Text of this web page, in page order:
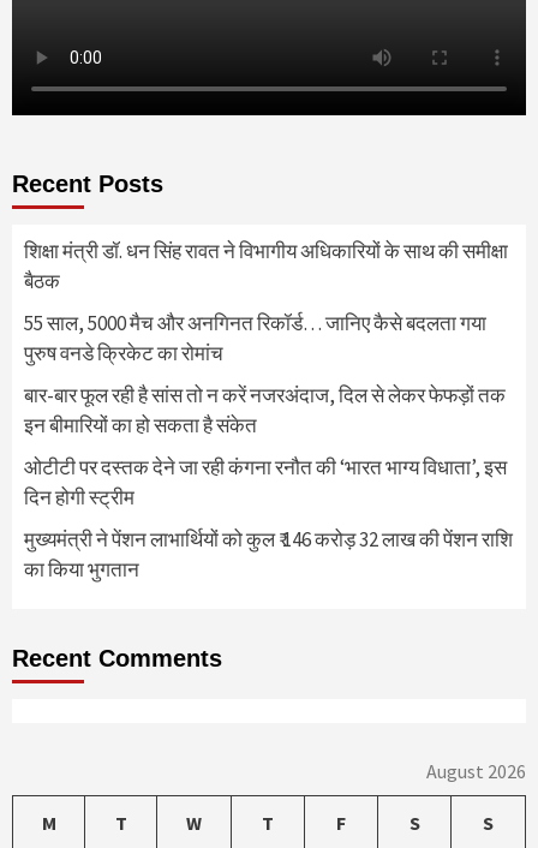
Recent Posts
शिक्षा मंत्री डॉ. धन सिंह रावत ने विभागीय अधिकारियों के साथ की समीक्षा
बैठक
55 साल, 5000 मैच और अनगिनत रिकॉर्ड… जानिए कैसे बदलता गया
पुरुष वनडे क्रिकेट का रोमांच
बार-बार फूल रही है सांस तो न करें नजरअंदाज, दिल से लेकर फेफड़ों तक
इन बीमारियों का हो सकता है संकेत
ओटीटी पर दस्तक देने जा रही कंगना रनौत की ‘भारत भाग्य विधाता’, इस
दिन होगी स्ट्रीम
मुख्यमंत्री ने पेंशन लाभार्थियों को कुल ₹ 146 करोड़ 32 लाख की पेंशन राशि
का किया भुगतान
Recent Comments
August 2026
M T W T F S S